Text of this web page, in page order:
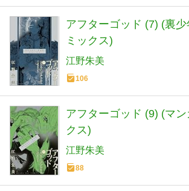
アフターゴッド (7) (裏
ミックス)
江野朱美
106
アフターゴッド (9) (マ
クス)
江野朱美
88